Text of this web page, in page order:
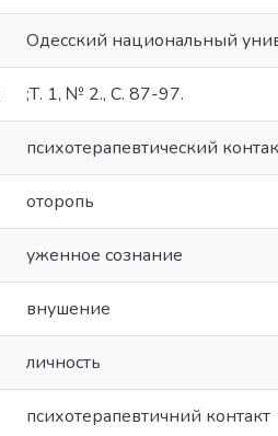
Одесский национальный
;Т. 1, № 2., С. 87-97.
психотерапевтический
оторопь
уженное сознание
внушение
личность
психотерапевтичний контакт